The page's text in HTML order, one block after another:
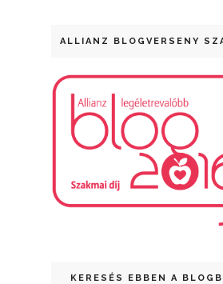
ALLIANZ BLOGVERSENY
KERESÉS EBBEN A